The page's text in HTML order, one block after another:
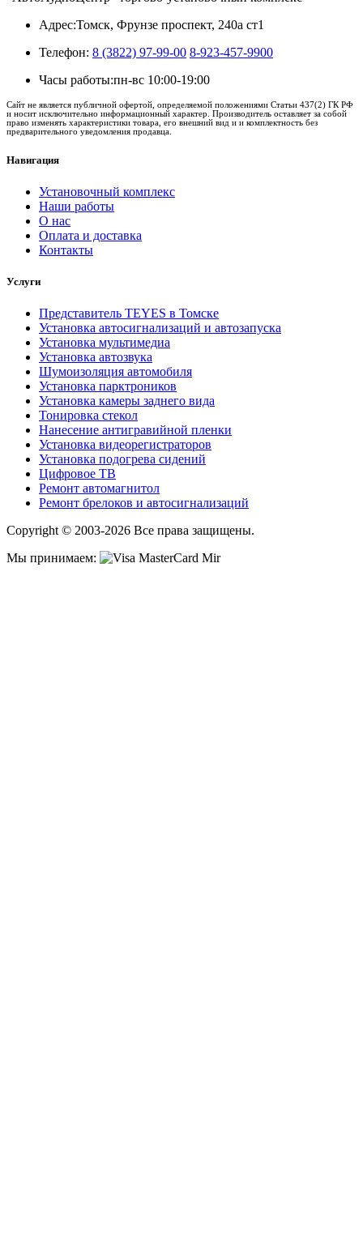
Адрес:Томск, Фрунзе проспект, 240а ст1
Телефон: 8 (3822) 97-99-00 8-923-457-9900
Часы работы:пн-вс 10:00-19:00
Сайт не является публичной офертой, определяемой положениями Статьи 437(2) ГК РФ
и носит исключительно информационный характер. Производитель оставляет за собой
право изменять характеристики товара, его внешний вид и и комплектность без
предварительного уведомления продавца.
Навигация
Установочный комплекс
Наши работы
О нас
Оплата и доставка
Контакты
Услуги
Представитель TEYES в Томске
Установка автосигнализаций и автозапуска
Установка мультимедиа
Установка автозвука
Шумоизоляция автомобиля
Установка парктроников
Установка камеры заднего вида
Тонировка стекол
Нанесение антигравийной пленки
Установка видеорегистраторов
Установка подогрева сидений
Цифровое ТВ
Ремонт автомагнитол
Ремонт брелоков и автосигнализаций
Copyright © 2003-2026 Все права защищены.
Мы принимаем: